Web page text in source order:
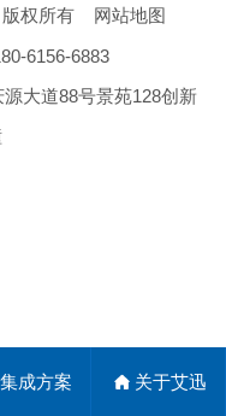
版权所有
网站地图
6156-6883
大道88号景苑128创新
集成方案 关于艾迅